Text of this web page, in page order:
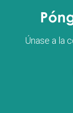
Únase a la